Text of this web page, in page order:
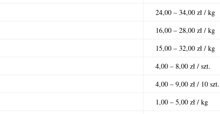
24,00 – 34,00 zł / kg
16,00 – 28,00 zł / kg
15,00 – 32,00 zł / kg
4,00 – 8,00 zł / szt.
4,00 – 9,00 zł / 10 szt.
1,00 – 5,00 zł / kg